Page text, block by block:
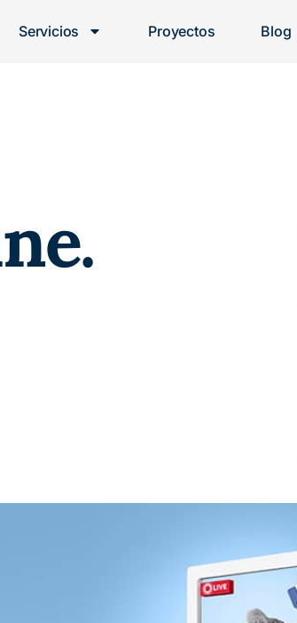
Servicios Proyectos Blog